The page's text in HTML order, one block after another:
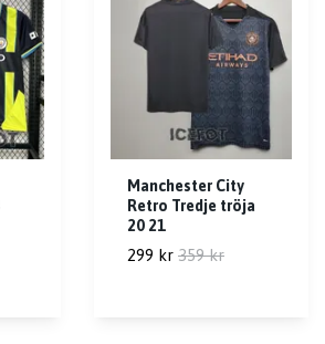
Manchester City
Retro Tredje tröja
20 21
299 kr 359 kr